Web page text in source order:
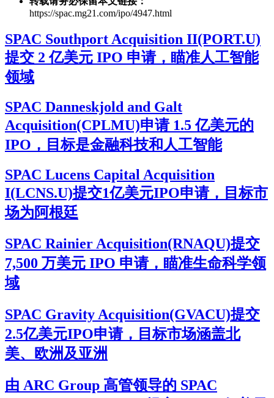
https://spac.mg21.com/ipo/4947.html
SPAC Southport Acquisition II(PORT.U)
提交 2 亿美元 IPO 申请，瞄准人工智能
领域
SPAC Danneskjold and Galt
Acquisition(CPLMU)申请 1.5 亿美元的
IPO，目标是金融科技和人工智能
SPAC Lucens Capital Acquisition
I(LCNS.U)提交1亿美元IPO申请，目标市
场为阿根廷
SPAC Rainier Acquisition(RNAQU)提交
7,500 万美元 IPO 申请，瞄准生命科学领
域
SPAC Gravity Acquisition(GVACU)提交
2.5亿美元IPO申请，目标市场涵盖北
美、欧洲及亚洲
由 ARC Group 高管领导的 SPAC